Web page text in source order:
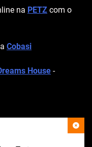
na PETZ com o
Cobasi
House -